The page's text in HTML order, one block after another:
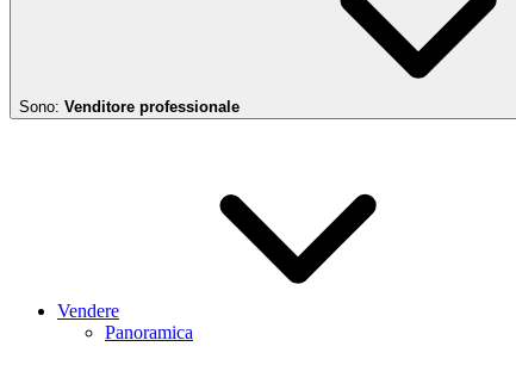
Sono: Venditore professionale
Vendere
Panoramica